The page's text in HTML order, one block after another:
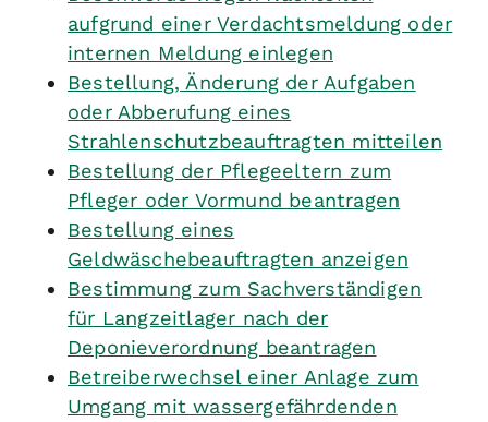
aufgrund einer Verdachtsmeldung oder
internen Meldung einlegen
Bestellung, Änderung der Aufgaben
oder Abberufung eines
Strahlenschutzbeauftragten mitteilen
Bestellung der Pflegeeltern zum
Pfleger oder Vormund beantragen
Bestellung eines
Geldwäschebeauftragten anzeigen
Bestimmung zum Sachverständigen
für Langzeitlager nach der
Deponieverordnung beantragen
Betreiberwechsel einer Anlage zum
Umgang mit wassergefährdenden